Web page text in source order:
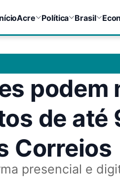
Acre Política Brasil
podem
de até
Correios
presencial e